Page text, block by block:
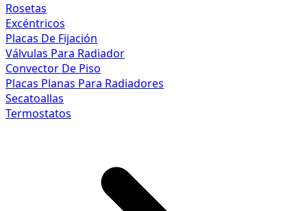
Rosetas
Excéntricos
Placas De Fijación
Válvulas Para Radiador
Convector De Piso
Placas Planas Para Radiadores
Secatoallas
Termostatos